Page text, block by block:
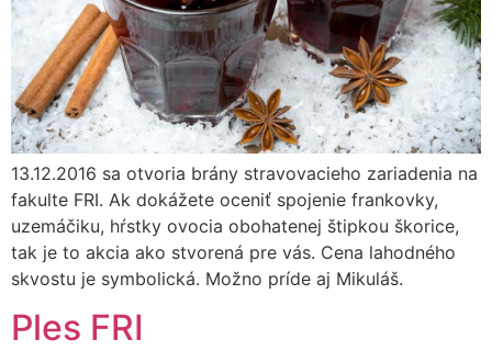
13.12.2016 sa otvoria brány stravovacieho zariadenia na
fakulte FRI. Ak dokážete oceniť spojenie frankovky,
uzemáčiku, hŕstky ovocia obohatenej štipkou škorice,
tak je to akcia ako stvorená pre vás. Cena lahodného
skvostu je symbolická. Možno príde aj Mikuláš.
Ples FRI